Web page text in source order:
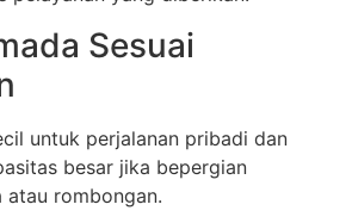
Sesuai
untuk perjalanan pribadi dan
besar jika bepergian
atau rombongan.